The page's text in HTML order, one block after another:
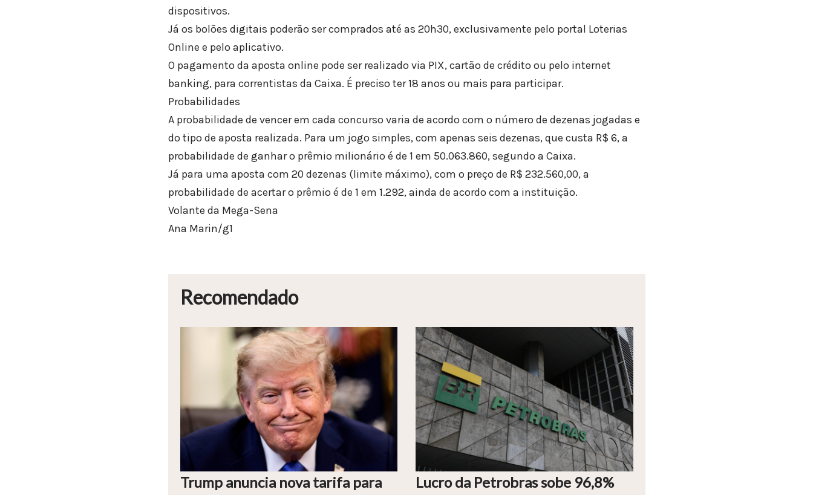
dispositivos.
Já os bolões digitais poderão ser comprados até as 20h30, exclusivamente pelo portal Loterias
Online e pelo aplicativo.
O pagamento da aposta online pode ser realizado via PIX, cartão de crédito ou pelo internet
banking, para correntistas da Caixa. É preciso ter 18 anos ou mais para participar.
Probabilidades
A probabilidade de vencer em cada concurso varia de acordo com o número de dezenas jogadas e
do tipo de aposta realizada. Para um jogo simples, com apenas seis dezenas, que custa R$ 6, a
probabilidade de ganhar o prêmio milionário é de 1 em 50.063.860, segundo a Caixa.
Já para uma aposta com 20 dezenas (limite máximo), com o preço de R$ 232.560,00, a
probabilidade de acertar o prêmio é de 1 em 1.292, ainda de acordo com a instituição.
Volante da Mega-Sena
Ana Marin/g1
Recomendado
Trump anuncia nova tarifa para Lucro da Petrobras sobe 96,8%